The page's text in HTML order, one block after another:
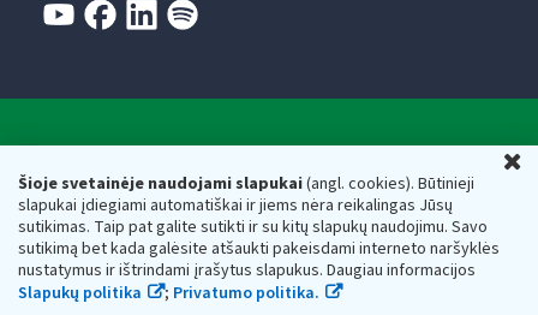
Šioje svetainėje naudojami slapukai(angl. cookies). Būtinieji
slapukai įdiegiami automatiškai ir jiems nėra reikalingas Jūsų
sutikimas. Taip pat galite sutikti ir su kitų slapukų naudojimu. Savo
sutikimą bet kada galėsite atšaukti pakeisdami interneto naršyklės
nustatymus ir ištrindami įrašytus slapukus. Daugiau informacijos
Slapukų politika
; Privatumo politika.
Respublikos finansų ministerijos
Biudžetinė įstaiga. Juridinio asmens kodas — 188659752,
adresas: Vasario 16-osios g. 14, 01107 Vilnius, Lietuva, el.paštas:
vmi@vmi.lt, E. pristatymo dėžutės adresas 188659752
Duomenys apie Valstybinę mokesčių inspekciją prie Lietuvos
Respublikos finansų ministerijos kaupiami ir saugomi Juridinių